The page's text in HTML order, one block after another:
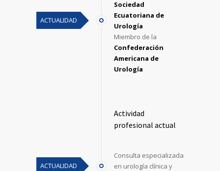
ACTUALIDAD
Sociedad
Ecuatoriana de
Urología
Miembro de la
Confederación
Americana de
Urología
ACTUALIDAD
Actividad
profesional actual
Consulta especializada
en urología clínica y